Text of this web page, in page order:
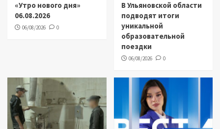
«Утро нового дня»
06.08.2026
06/08/2026 0
В Ульяновской области
подводят итоги
уникальной
образовательной
поездки
06/08/2026 0